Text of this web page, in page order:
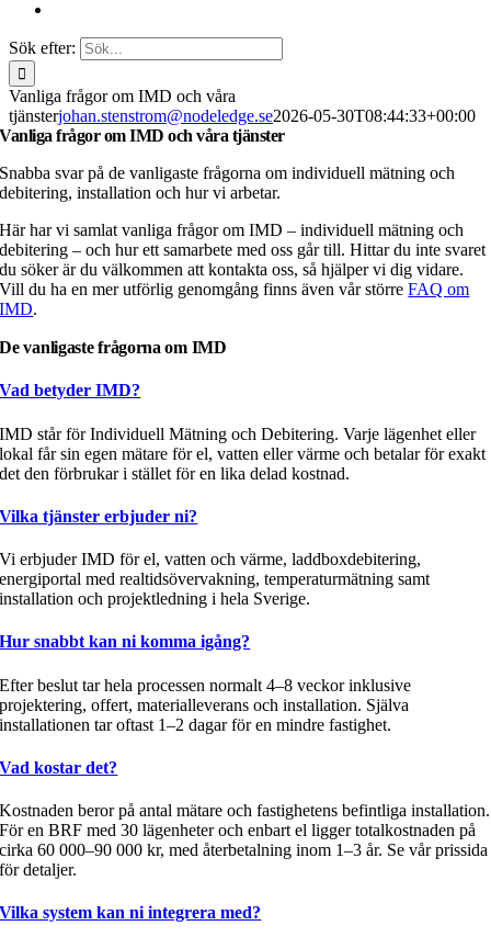
Sök efter:
Vanliga frågor om IMD och våra
tjänsterjohan.stenstrom@nodeledge.se2026-05-30T08:44:33+00:00
Vanliga frågor om IMD och våra tjänster
Snabba svar på de vanligaste frågorna om individuell mätning och
debitering, installation och hur vi arbetar.
Här har vi samlat vanliga frågor om IMD – individuell mätning och
debitering – och hur ett samarbete med oss går till. Hittar du inte svaret
du söker är du välkommen att kontakta oss, så hjälper vi dig vidare.
Vill du ha en mer utförlig genomgång finns även vår störreFAQ om
IMD.
De vanligaste frågorna om IMD
Vad betyder IMD?
IMD står för Individuell Mätning och Debitering. Varje lägenhet eller
lokal får sin egen mätare för el, vatten eller värme och betalar för exakt
det den förbrukar i stället för en lika delad kostnad.
Vilka tjänster erbjuder ni?
Vi erbjuder IMD för el, vatten och värme, laddboxdebitering,
energiportal med realtidsövervakning, temperaturmätning samt
installation och projektledning i hela Sverige.
Hur snabbt kan ni komma igång?
Efter beslut tar hela processen normalt 4–8 veckor inklusive
projektering, offert, materialleverans och installation. Själva
installationen tar oftast 1–2 dagar för en mindre fastighet.
Vad kostar det?
Kostnaden beror på antal mätare och fastighetens befintliga installation.
För en BRF med 30 lägenheter och enbart el ligger totalkostnaden på
cirka 60 000–90 000 kr, med återbetalning inom 1–3 år. Se vår prissida
för detaljer.
Vilka system kan ni integrera med?